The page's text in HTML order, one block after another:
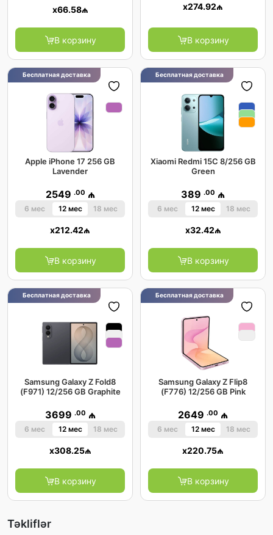
x66.58₼
В корзину
x274.92₼
В корзину
Apple iPhone 17 256 GB
Lavender
2549 .00 ₼
6 мес 12 мес 18 мес
x212.42₼
В корзину
Бесплатная доставка
Xiaomi Redmi 15C 8/256 GB
Green
389 .00 ₼
6 мес 12 мес 18 мес
x32.42₼
В корзину
Бесплатная доставка
Samsung Galaxy Z Fold8
(F971) 12/256 GB Graphite
3699 .00 ₼
6 мес 12 мес 18 мес
x308.25₼
В корзину
Бесплатная доставка
Samsung Galaxy Z Flip8
(F776) 12/256 GB Pink
2649 .00 ₼
6 мес 12 мес 18 мес
x220.75₼
В корзину
Бесплатная доставка
Təkliflər